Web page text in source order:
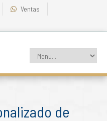
Ventas
de